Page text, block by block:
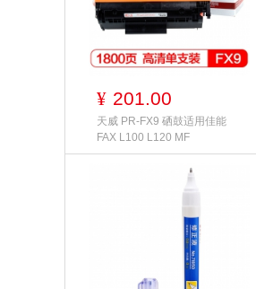
¥ 201.00
天威 PR-FX9 硒鼓适用佳能
FAX L100 L120 MF